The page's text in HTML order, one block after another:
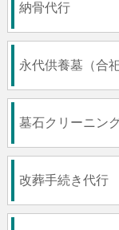
納骨代行
永代供養墓（合祀
墓石クリーニン
改葬手続き代行